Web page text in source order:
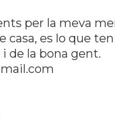
per la meva
casa, es lo que
de la bona gent.